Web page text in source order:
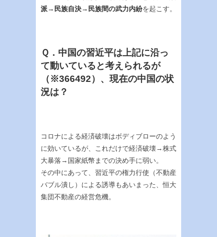
派→民族自決→民族間の武力内紛を起こす。
Ｑ．中国の習近平は上記に沿っ
て動いていると考えられるが
（※366492）、現在の中国の状
況は？
コロナによる経済破壊はボディブローのよう
に効いているが、これだけで経済破壊→株式
大暴落→国家紙幣までの決め手に弱い。
その中にあって、習近平の権力行使（不動産
バブル潰し）による誘導もあいまった、恒大
集団不動産の経営危機。